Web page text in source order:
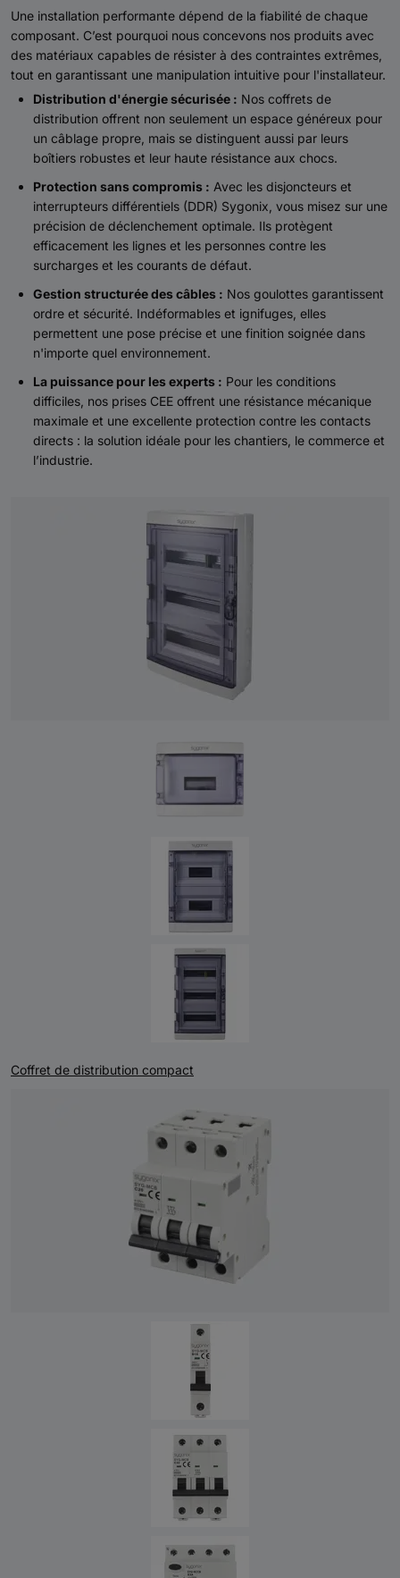
Une installation performante dépend de la fiabilité de chaque
composant. C’est pourquoi nous concevons nos produits avec
des matériaux capables de résister à des contraintes extrêmes,
tout en garantissant une manipulation intuitive pour l'installateur.
Distribution d'énergie sécurisée : Nos coffrets de
distribution offrent non seulement un espace généreux pour
un câblage propre, mais se distinguent aussi par leurs
boîtiers robustes et leur haute résistance aux chocs.
Protection sans compromis : Avec les disjoncteurs et
interrupteurs différentiels (DDR) Sygonix, vous misez sur une
précision de déclenchement optimale. Ils protègent
efficacement les lignes et les personnes contre les
surcharges et les courants de défaut.
Gestion structurée des câbles : Nos goulottes garantissent
ordre et sécurité. Indéformables et ignifuges, elles
permettent une pose précise et une finition soignée dans
n'importe quel environnement.
La puissance pour les experts : Pour les conditions
difficiles, nos prises CEE offrent une résistance mécanique
maximale et une excellente protection contre les contacts
directs : la solution idéale pour les chantiers, le commerce et
l’industrie.
Coffret de distribution compact